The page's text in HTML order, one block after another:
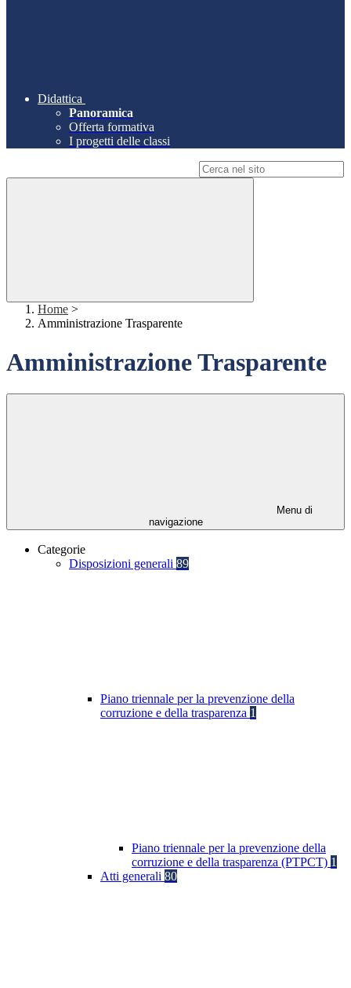
Didattica
Panoramica
Offerta formativa
I progetti delle classi
Home >
Amministrazione Trasparente
Amministrazione Trasparente
Menu di
navigazione
Categorie
Disposizioni generali 89
Piano triennale per la prevenzione della
corruzione e della trasparenza 1
Piano triennale per la prevenzione della
corruzione e della trasparenza (PTPCT) 1
Atti generali 80